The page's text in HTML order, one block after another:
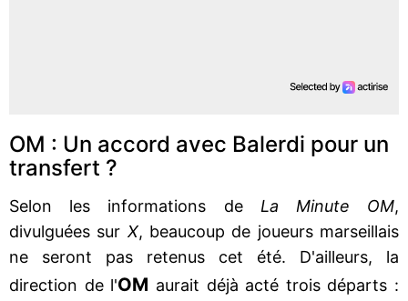
OM : Un accord avec Balerdi pour un
transfert ?
Selon les informations deLa Minute OM,
divulguées sur X, beaucoup de joueurs marseillais
ne seront pas retenus cet été. D'ailleurs, la
direction de l'OM aurait déjà acté trois départs :